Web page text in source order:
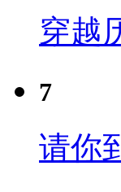
穿越
7
请你